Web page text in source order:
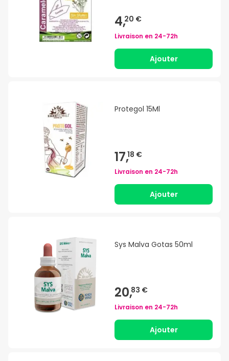
4,20 €
Livraison en 24-72h
Ajouter
Protegol 15Ml
17,18 €
Livraison en 24-72h
Ajouter
Sys Malva Gotas 50ml
20,83 €
Livraison en 24-72h
Ajouter